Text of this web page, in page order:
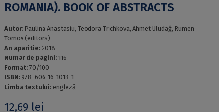
ROMANIA). BOOK OF ABSTRACTS
Autor: Paulina Anastasiu, Teodora Trichkova, Ahmet Uludağ, Rumen
Tomov (editors)
An aparitie: 2018
Numar de pagini: 116
Format: 70/100
ISBN: 978-606-16-1018-1
Limba textului: engleză
12,69 lei